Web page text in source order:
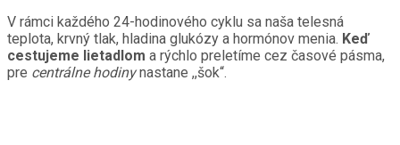
V rámci každého 24-hodinového cyklu sa naša telesná
teplota, krvný tlak, hladina glukózy a hormónov menia. Keď
cestujeme lietadlom a rýchlo preletíme cez časové pásma,
pre centrálne hodinynastane ,,šok“.